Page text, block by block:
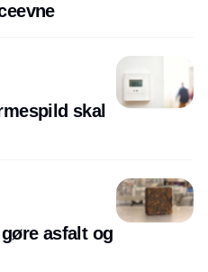
skal
asfalt og